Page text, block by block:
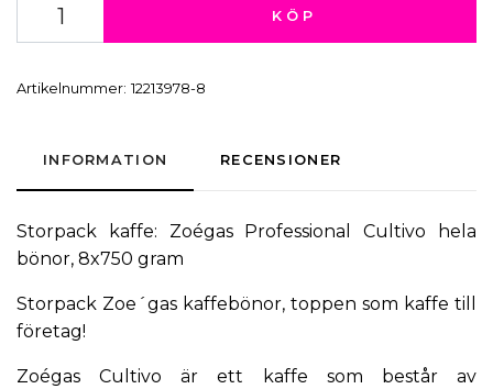
KÖP
Artikelnummer: 12213978-8
INFORMATION RECENSIONER
Storpack kaffe: Zoégas Professional Cultivo hela
bönor, 8x750 gram
Storpack Zoe´gas kaffebönor, toppen som kaffe till
företag!
Zoégas Cultivo är ett kaffe som består av